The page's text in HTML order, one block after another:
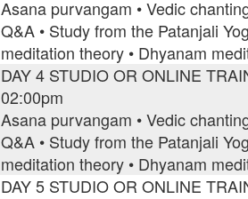
Asana purvangam • Vedic
Q&A • Study from the Patanjali
meditation theory • Dhyanam
DAY 4 STUDIO OR ONLINE
02:00pm
Asana purvangam • Vedic
Q&A • Study from the Patanjali
meditation theory • Dhyanam
DAY 5 STUDIO OR ONLINE